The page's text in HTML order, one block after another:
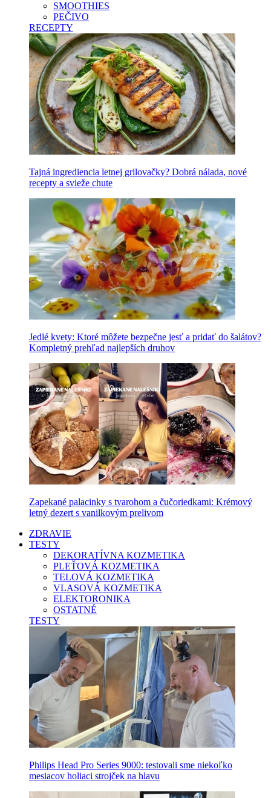
SMOOTHIES
PEČIVO
RECEPTY
Tajná ingrediencia letnej grilovačky? Dobrá nálada, nové
recepty a svieže chute
Jedlé kvety: Ktoré môžete bezpečne jesť a pridať do šalátov?
Kompletný prehľad najlepších druhov
Zapekané palacinky s tvarohom a čučoriedkami: Krémový
letný dezert s vanilkovým prelivom
ZDRAVIE
TESTY
DEKORATÍVNA KOZMETIKA
PLEŤOVÁ KOZMETIKA
TELOVÁ KOZMETIKA
VLASOVÁ KOZMETIKA
ELEKTORONIKA
OSTATNÉ
TESTY
Philips Head Pro Series 9000: testovali sme niekoľko
mesiacov holiaci strojček na hlavu